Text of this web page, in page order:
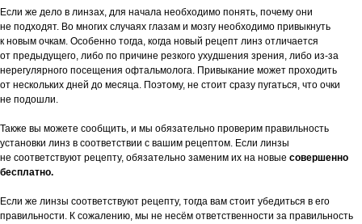
Если же дело в линзах, для начала необходимо понять, почему они
не подходят. Во многих случаях глазам и мозгу необходимо привыкнуть
к новым очкам. Особенно тогда, когда новый рецепт линз отличается
от предыдущего, либо по причине резкого ухудшения зрения, либо из-за
нерегулярного посещения офтальмолога. Привыкание может проходить
от нескольких дней до месяца. Поэтому, не стоит сразу пугаться, что очки
не подошли.
Также вы можете сообщить, и мы обязательно проверим правильность
установки линз в соответствии с вашим рецептом. Если линзы
не соответствуют рецепту, обязательно заменим их на новые совершенно
бесплатно.
Если же линзы соответствуют рецепту, тогда вам стоит убедиться в его
правильности. К сожалению, мы не несём ответственности за правильность